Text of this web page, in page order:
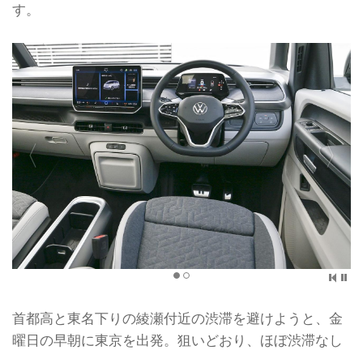
す。
首都高と東名下りの綾瀬付近の渋滞を避けようと、金
曜日の早朝に東京を出発。狙いどおり、ほぼ渋滞なし